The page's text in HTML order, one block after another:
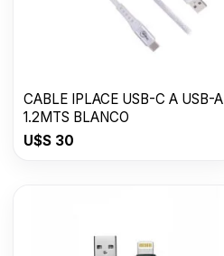
CABLE IPLACE USB-C A USB-A
1.2MTS BLANCO
U$S 30